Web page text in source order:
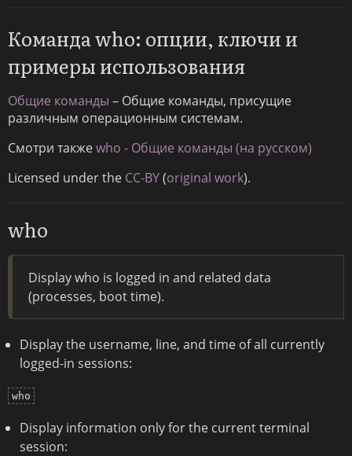
Команда who: опции, ключи и
примеры использования
Общие команды – Общие команды, присущие
различным операционным системам.
Смотри такжеwho - Общие команды (на русском)
Licensed under the CC-BY(original work).
who
Display who is logged in and related data
(processes, boot time).
Display the username, line, and time of all currently
logged-in sessions:
who
Display information only for the current terminal
session: